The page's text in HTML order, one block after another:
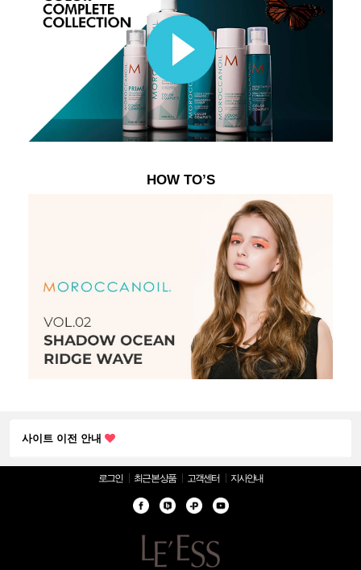
HOW TO’S
사이트 이전 안내
사이트 리뉴얼로 사이트이전함니다.
로그인 최근 본 상품 고객센터 지사안내